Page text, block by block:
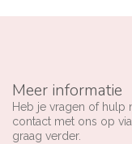
Meer informatie
Heb je vragen of hulp
contact met ons op
graag verder.